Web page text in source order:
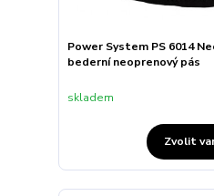
Power System PS 6014
bederní neoprenový pás
skladem
Zvolit